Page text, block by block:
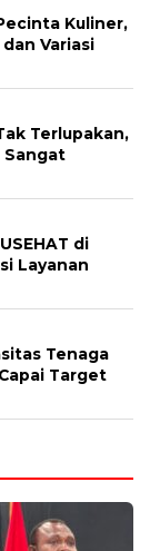
Kuliner,
Variasi
Terlupakan,
Sangat
di
Layanan
Tenaga
Target